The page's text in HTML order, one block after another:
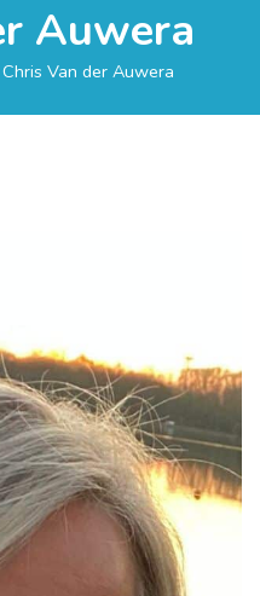
Auwera
Chris Van der Auwera